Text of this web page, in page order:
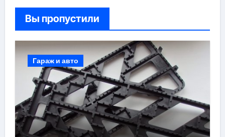
Вы пропустили
Гараж и авто